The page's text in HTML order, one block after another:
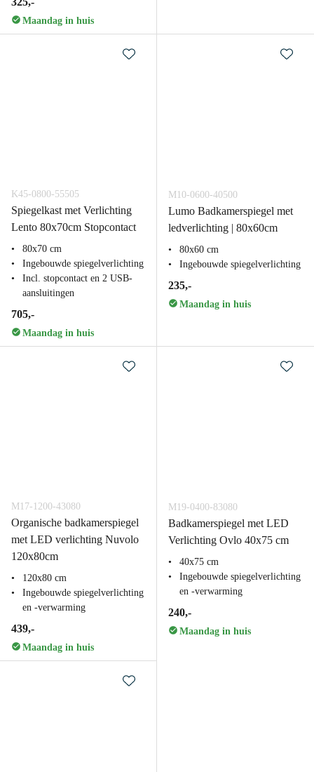
Maandag in huis
K45-0800-55505
Spiegelkast met Verlichting
Lento 80x70cm Stopcontact
80x70 cm
Ingebouwde spiegelverlichting
Incl. stopcontact en 2 USB-
aansluitingen
705,-
Maandag in huis
M10-0600-40500
Lumo Badkamerspiegel met
ledverlichting | 80x60cm
80x60 cm
Ingebouwde spiegelverlichting
235,-
Maandag in huis
M17-1200-43080
Organische badkamerspiegel
met LED verlichting Nuvolo
120x80cm
120x80 cm
Ingebouwde spiegelverlichting
en -verwarming
439,-
Maandag in huis
M19-0400-83080
Badkamerspiegel met LED
Verlichting Ovlo 40x75 cm
40x75 cm
Ingebouwde spiegelverlichting
en -verwarming
240,-
Maandag in huis